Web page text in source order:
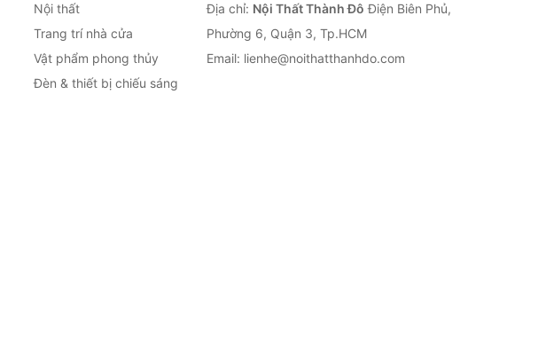
Nội thất
Trang trí nhà cửa
Vật phẩm phong thủy
Đèn & thiết bị chiếu sáng
Địa chỉ: Nội Thất Thành Đô Điện Biên Phủ,
Phường 6, Quận 3, Tp.HCM
Email: lienhe@noithatthanhdo.com